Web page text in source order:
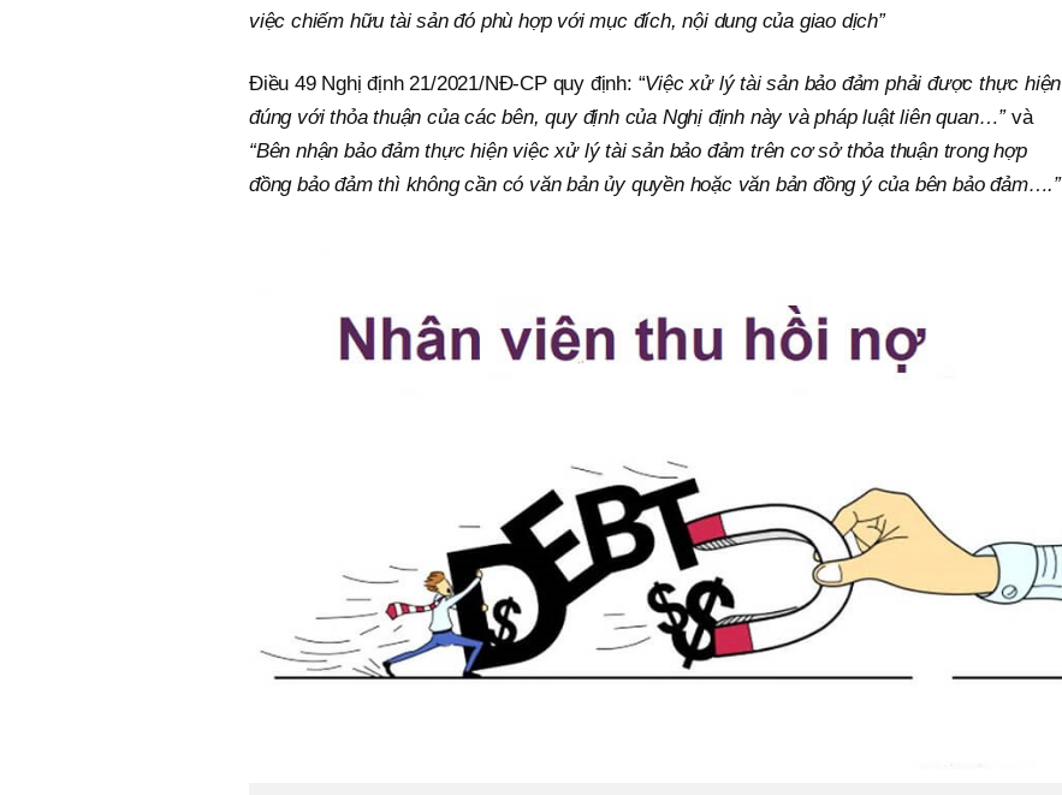
việc chiếm hữu tài sản đó phù hợp với mục đích, nội dung của giao dịch”
Điều 49 Nghị định 21/2021/NĐ-CP quy định: “Việc xử lý tài sản bảo đảm phải được thực hiện
đúng với thỏa thuận của các bên, quy định của Nghị định này và pháp luật liên quan…” và
“Bên nhận bảo đảm thực hiện việc xử lý tài sản bảo đảm trên cơ sở thỏa thuận trong hợp
đồng bảo đảm thì không cần có văn bản ủy quyền hoặc văn bản đồng ý của bên bảo đảm….”